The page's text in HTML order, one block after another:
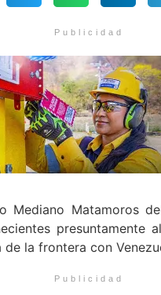
Publicidad
Mediano Matamoros
presuntamente
la frontera con
Publicidad